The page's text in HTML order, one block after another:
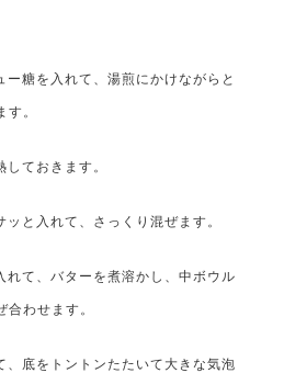
糖を入れて、湯煎にかけながらと
。
ておきます。
と入れて、さっくり混ぜます。
て、バターを煮溶かし、中ボウル
わせます。
底をトントンたたいて大きな気泡